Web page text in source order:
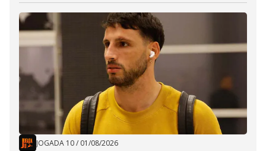
JOGADA 10/ 01/08/2026